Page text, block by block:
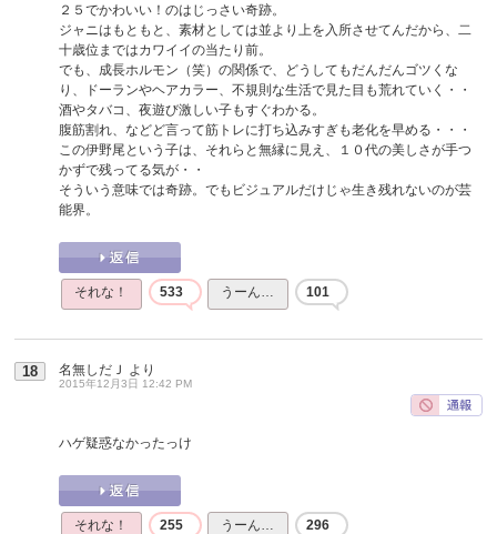
２５でかわいい！のはじっさい奇跡。
ジャニはもともと、素材としては並より上を入所させてんだから、二
十歳位まではカワイイの当たり前。
でも、成長ホルモン（笑）の関係で、どうしてもだんだんゴツくな
り、ドーランやヘアカラー、不規則な生活で見た目も荒れていく・・
酒やタバコ、夜遊び激しい子もすぐわかる。
腹筋割れ、などど言って筋トレに打ち込みすぎも老化を早める・・・
この伊野尾という子は、それらと無縁に見え、１０代の美しさが手つ
かずで残ってる気が・・
そういう意味では奇跡。でもビジュアルだけじゃ生き残れないのが芸
能界。
それな！ 533 うーん… 101
18 名無しだＪ より
2015年12月3日 12:42 PM
ハゲ疑惑なかったっけ
それな！ 255 うーん… 296